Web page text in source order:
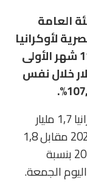
العامة
لأوكرانيا
مسجلة 117,2 مليون دولار خلال الـ 11 شهر الأولى
مليون دولار خلال نفس
وبلغت قيمة الواردات المصرية من أوكرانيا 1,7 مليار
دولار خلال الـ 11 شهر الأولى من عام 2021 مقابل 1,8
مليار دولار خلال نفس الفترة من عام 2020 بنسبة